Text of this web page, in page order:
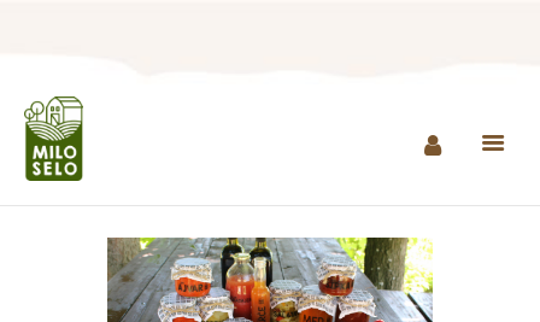
PROIZVODI
AGROTURIZAM I